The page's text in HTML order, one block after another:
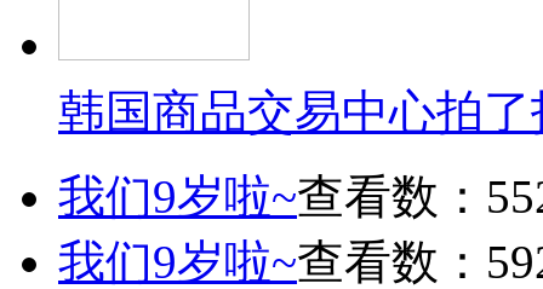
韩国商品交易中心拍
我们9岁啦~查看数：
我们9岁啦~查看数：